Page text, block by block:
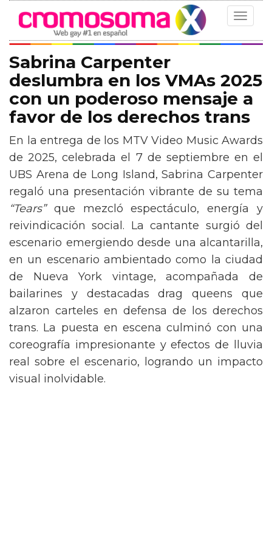
Toggle
Sabrina Carpenter
deslumbra en los VMAs 2025
con un poderoso mensaje a
favor de los derechos trans
En la entrega de los MTV Video Music Awards
de 2025, celebrada el 7 de septiembre en el
UBS Arena de Long Island, Sabrina Carpenter
regaló una presentación vibrante de su tema
“Tears”que mezcló espectáculo, energía y
reivindicación social. La cantante surgió del
escenario emergiendo desde una alcantarilla,
en un escenario ambientado como la ciudad
de Nueva York vintage, acompañada de
bailarines y destacadas drag queens que
alzaron carteles en defensa de los derechos
trans. La puesta en escena culminó con una
coreografía impresionante y efectos de lluvia
real sobre el escenario, logrando un impacto
visual inolvidable.